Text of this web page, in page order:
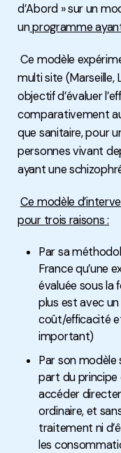
d’Abord » sur un
unprogramme
Ce modèle
multi site (Marseille,
objectif d’évaluer
comparativement
que sanitaire, pour
personnes vivant
ayant une
Ce modèle
pour trois raisons :
Par sa
France qu’une
évaluée sous la
plus est avec
coût/efficacité
important)
Par son modèle
part du principe
accéder
ordinaire, et
traitement ni
les